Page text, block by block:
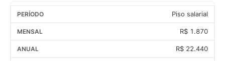
Piso salarial
R$ 1.870
R$ 22.440